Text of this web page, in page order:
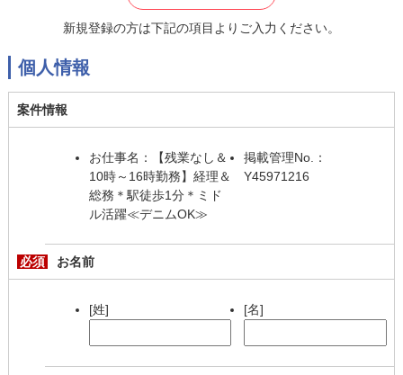
新規登録の方は下記の項目よりご入力ください。
個人情報
案件情報
お仕事名：【残業なし＆
10時～16時勤務】経理＆
総務＊駅徒歩1分＊ミド
ル活躍≪デニムOK≫
掲載管理No.：
Y45971216
必須 お名前
[姓] [名]